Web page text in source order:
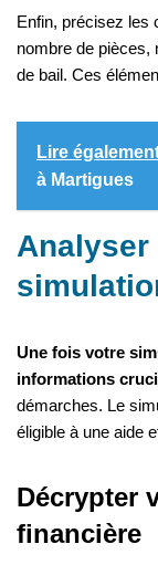
Enfin, précisez les
nombre de pièces,
de bail. Ces
Lire
à Martigues
Une fois votre
informations
démarches. Le
éligible à une aide
Décrypter
financière